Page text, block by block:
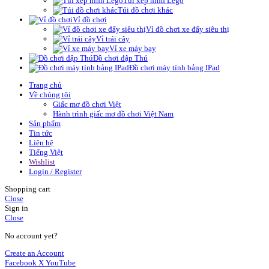
Túi đồ chơi khác
Vỉ đồ chơi
Vỉ đồ chơi xe đẩy siêu thị
Vỉ trái cây
Vỉ xe máy bay
Đồ chơi đập Thú
Đồ chơi máy tính bảng IPad
Trang chủ
Về chúng tôi
Giấc mơ đồ chơi Việt
Hành trình giấc mơ đồ chơi Việt Nam
Sản phẩm
Tin tức
Liên hệ
Tiếng Việt
Wishlist
Login / Register
Shopping cart
Close
Sign in
Close
No account yet?
Create an Account
Facebook X YouTube